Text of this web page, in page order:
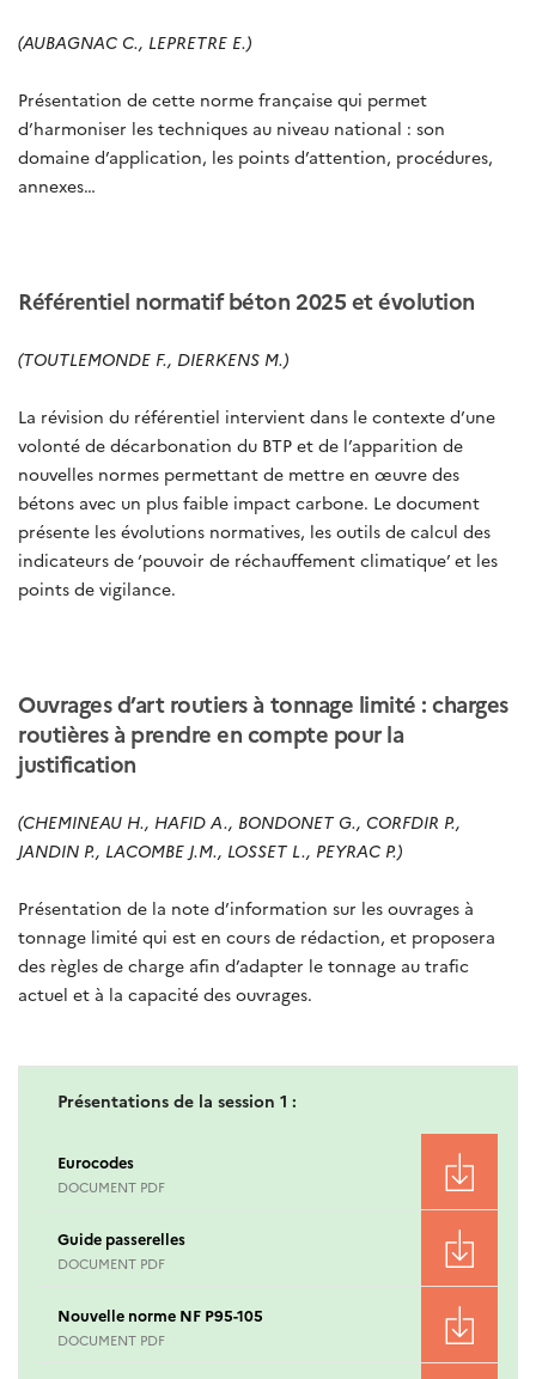
(AUBAGNAC C., LEPRETRE E.)
Présentation de cette norme française qui permet
d’harmoniser les techniques au niveau national : son
domaine d’application, les points d’attention, procédures,
annexes…
Référentiel normatif béton 2025 et évolution
(TOUTLEMONDE F., DIERKENS M.)
La révision du référentiel intervient dans le contexte d’une
volonté de décarbonation du BTP et de l’apparition de
nouvelles normes permettant de mettre en œuvre des
bétons avec un plus faible impact carbone. Le document
présente les évolutions normatives, les outils de calcul des
indicateurs de ‘pouvoir de réchauffement climatique’ et les
points de vigilance.
Ouvrages d’art routiers à tonnage limité : charges
routières à prendre en compte pour la
justification
(CHEMINEAU H., HAFID A., BONDONET G., CORFDIR P.,
JANDIN P., LACOMBE J.M., LOSSET L., PEYRAC P.)
Présentation de la note d’information sur les ouvrages à
tonnage limité qui est en cours de rédaction, et proposera
des règles de charge afin d’adapter le tonnage au trafic
actuel et à la capacité des ouvrages.
Présentations de la session 1 :
Eurocodes
DOCUMENT PDF
Guide passerelles
DOCUMENT PDF
Nouvelle norme NF P95-105
DOCUMENT PDF